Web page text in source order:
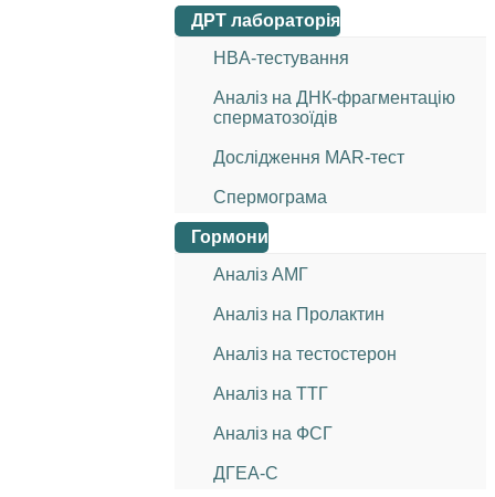
ДРТ лабораторія
HBA-тестування
Аналіз на ДНК-фрагментацію
сперматозоїдів
Дослідження МАR-тест
Спермограма
Гормони
Аналіз АМГ
Аналіз на Пролактин
Аналіз на тестостерон
Аналіз на ТТГ
Аналіз на ФСГ
ДГЕА-С